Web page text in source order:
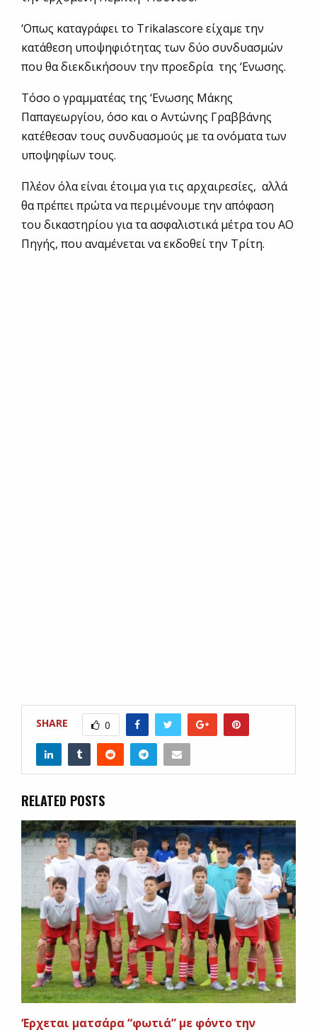
‘Οπως καταγράφει το Trikalascore είχαμε την
κατάθεση υποψηφιότητας των δύο συνδυασμών
που θα διεκδικήσουν την προεδρία της ‘Ενωσης.
Τόσο ο γραμματέας της ‘Ενωσης Μάκης
Παπαγεωργίου, όσο και ο Αντώνης Γραββάνης
κατέθεσαν τους συνδυασμούς με τα ονόματα των
υποψηφίων τους.
Πλέον όλα είναι έτοιμα για τις αρχαιρεσίες, αλλά
θα πρέπει πρώτα να περιμένουμε την απόφαση
του δικαστηρίου για τα ασφαλιστικά μέτρα του ΑΟ
Πηγής, που αναμένεται να εκδοθεί την Τρίτη.
SHARE 0
RELATED POSTS
‘Ερχεται ματσάρα “φωτιά” με φόντο την